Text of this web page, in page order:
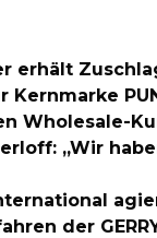
erhält
Kernmarke
Wholesale-
„Wir
der